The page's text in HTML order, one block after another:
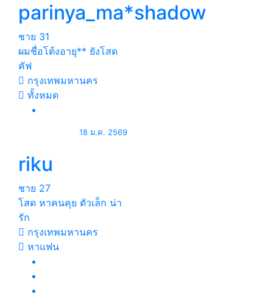
parinya_ma*shadow
ชาย 31
ผมชื่อโต้งอายุ** ยังโสด
คัฟ
กรุงเทพมหานคร
ทั้งหมด
18 ม.ค. 2569
riku
ชาย 27
โสด หาคนคุย ตัวเล็ก น่า
รัก
กรุงเทพมหานคร
หาแฟน